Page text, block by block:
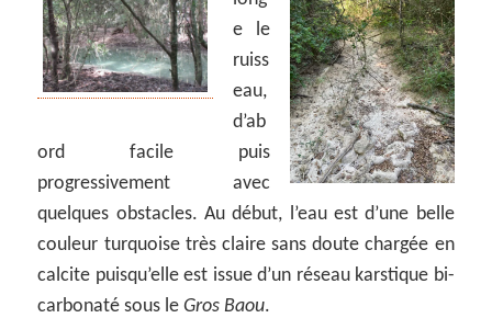
e le
ruiss
eau,
d’ab
ord facile puis
progressivement avec
quelques obstacles. Au début, l’eau est d’une belle
couleur turquoise très claire sans doute chargée en
calcite puisqu’elle est issue d’un réseau karstique bi-
carbonaté sous leGros Baou.